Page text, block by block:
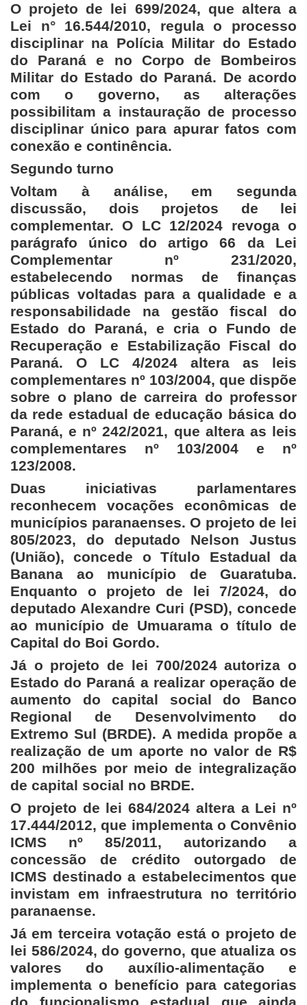
O projeto de lei 699/2024, que altera a
Lei n° 16.544/2010, regula o processo
disciplinar na Polícia Militar do Estado
do Paraná e no Corpo de Bombeiros
Militar do Estado do Paraná. De acordo
com o governo, as alterações
possibilitam a instauração de processo
disciplinar único para apurar fatos com
conexão e continência.
Segundo turno
Voltam à análise, em segunda
discussão, dois projetos de lei
complementar. O LC 12/2024 revoga o
parágrafo único do artigo 66 da Lei
Complementar nº 231/2020,
estabelecendo normas de finanças
públicas voltadas para a qualidade e a
responsabilidade na gestão fiscal do
Estado do Paraná, e cria o Fundo de
Recuperação e Estabilização Fiscal do
Paraná. O LC 4/2024 altera as leis
complementares nº 103/2004, que dispõe
sobre o plano de carreira do professor
da rede estadual de educação básica do
Paraná, e nº 242/2021, que altera as leis
complementares nº 103/2004 e nº
123/2008.
Duas iniciativas parlamentares
reconhecem vocações econômicas de
municípios paranaenses. O projeto de lei
805/2023, do deputado Nelson Justus
(União), concede o Título Estadual da
Banana ao município de Guaratuba.
Enquanto o projeto de lei 7/2024, do
deputado Alexandre Curi (PSD), concede
ao município de Umuarama o título de
Capital do Boi Gordo.
Já o projeto de lei 700/2024 autoriza o
Estado do Paraná a realizar operação de
aumento do capital social do Banco
Regional de Desenvolvimento do
Extremo Sul (BRDE). A medida propõe a
realização de um aporte no valor de R$
200 milhões por meio de integralização
de capital social no BRDE.
O projeto de lei 684/2024 altera a Lei nº
17.444/2012, que implementa o Convênio
ICMS nº 85/2011, autorizando a
concessão de crédito outorgado de
ICMS destinado a estabelecimentos que
invistam em infraestrutura no território
paranaense.
Já em terceira votação está o projeto de
lei 586/2024, do governo, que atualiza os
valores do auxílio-alimentação e
implementa o benefício para categorias